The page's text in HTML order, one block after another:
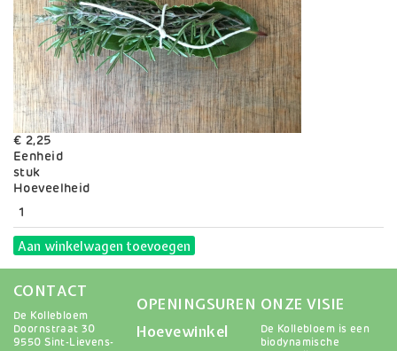
€ 2,25
Eenheid
stuk
Variaties
Hoeveelheid
Aan winkelwagen toevoegen
CONTACT
De Kollebloem
Doornstraat 30
9550 Sint-Lievens-
OPENINGSUREN
Hoevewinkel
ONZE VISIE
De Kollebloem is een
biodynamische